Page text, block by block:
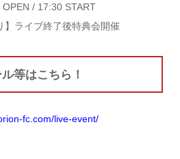
/ 17:30 START
ライブ終了後特典会開催
等はこちら！
fc.com/live-event/